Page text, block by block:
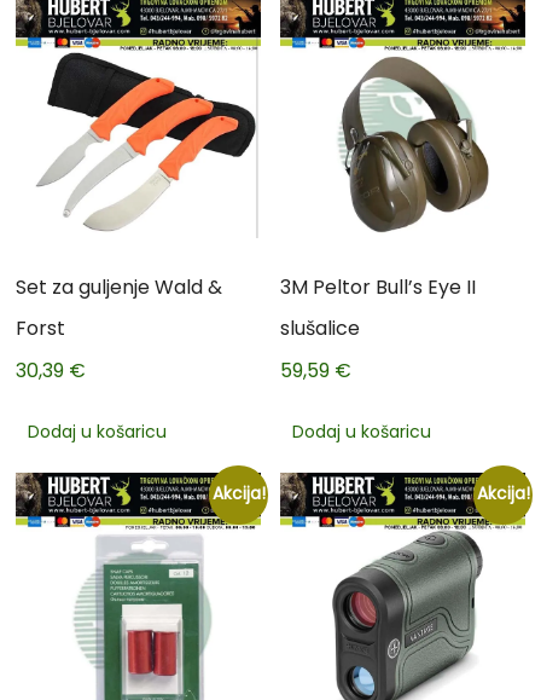
Set za guljenje Wald &
Forst
30,39 €
Dodaj u košaricu
3M Peltor Bull’s Eye II
slušalice
59,59 €
Dodaj u košaricu
Akcija! Akcija!